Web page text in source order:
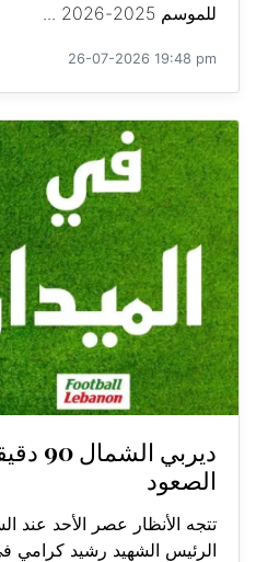
للموسم 2025-2026 ...
26-07-2026 19:48 pm
الصعود
تتجه الأنظار عصر الأحد عند
الرئيس الشهيد رشيد كرامي